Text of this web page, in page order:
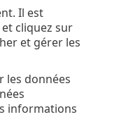
Il est
cliquez sur
et gérer les
les données
informations